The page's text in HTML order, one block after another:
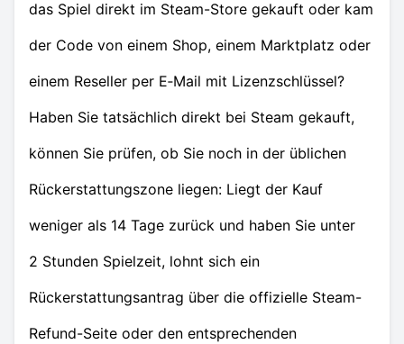
das Spiel direkt im Steam-Store gekauft oder kam
der Code von einem Shop, einem Marktplatz oder
einem Reseller per E‑Mail mit Lizenzschlüssel?
Haben Sie tatsächlich direkt bei Steam gekauft,
können Sie prüfen, ob Sie noch in der üblichen
Rückerstattungszone liegen: Liegt der Kauf
weniger als 14 Tage zurück und haben Sie unter
2 Stunden Spielzeit, lohnt sich ein
Rückerstattungsantrag über die offizielle Steam-
Refund-Seite oder den entsprechenden